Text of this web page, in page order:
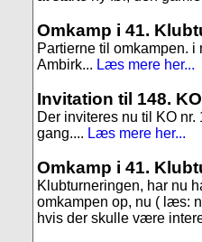
Omkamp i 41.
Partierne til omkampen.
Ambirk... Læs mere her...
Invitation til 148. KO
Der inviteres nu til KO
gang.... Læs mere her...
Omkamp i 41.
Klubturneringen, har nu
omkampen op, nu ( læs:
hvis der skulle være